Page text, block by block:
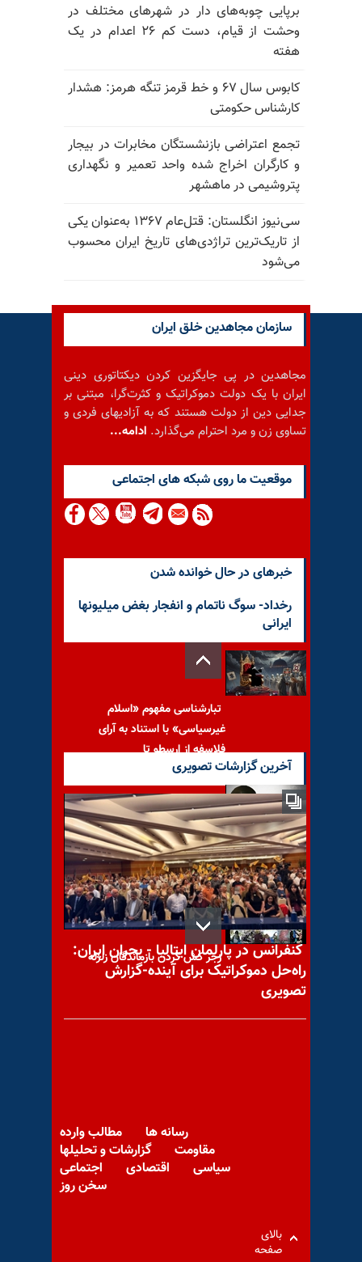
برپایی چوبه‌های دار در شهرهای مختلف در
وحشت از قیام، دست کم ۲۶ اعدام در یک
هفته
کابوس سال ۶۷ و خط قرمز تنگه هرمز: هشدار
کارشناس حکومتی
تجمع اعتراضی بازنشستگان مخابرات در بیجار
و کارگران اخراج شده واحد تعمیر و نگهداری
پتروشیمی در ماهشهر
سی‌نیوز انگلستان: قتل‌عام ۱۳۶۷ به‌عنوان یکی
از تاریک‌ترین تراژدی‌های تاریخ ایران محسوب
می‌شود
سازمان مجاهدین خلق ایران
مجاهدین در پی جایگزین کردن دیکتاتوری دینی
ایران با یک دولت دموکراتیک و کثرت‌گرا، مبتنی بر
جدایی دین از دولت هستند که به آزادیهای فردی و
تساوی زن و مرد احترام می‌گذارد. ادامه...
موقعيت ما روى شبكه هاى اجتماعى
خبرهای در حال خوانده شدن
رخداد- سوگ ناتمام و انفجار بغض میلیونها
ایرانی
تبارشناسی مفهوم «اسلام
غیرسیاسی» با استناد به آرای
فلاسفه از ارسطو تا
با یاد مجاهد شهید سهراب
نصیر مقدم
زجر کش کردن بازماندگان زلزله
تمدید وضعیت اضطراری ملی
آخرین گزارشات تصویری
کنفرانس در پارلمان ایتالیا - بحران ایران:
راه‌حل دموکراتیک برای آینده-گزارش
تصویری
مطالب وارده
رسانه ها
گزارشات و تحلیلها
مقاومت
اجتماعی
اقتصادی
سیاسی
سخن روز
بالای
صفحه